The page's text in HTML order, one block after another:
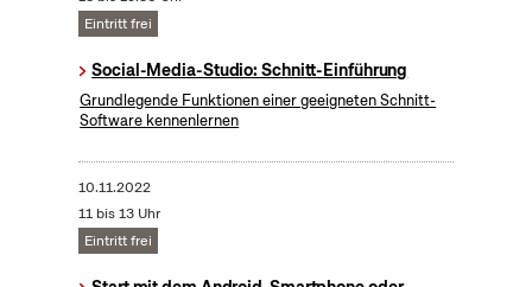
Eintritt frei
Social-Media-Studio: Schnitt-Einführung
Grundlegende Funktionen einer geeigneten Schnitt-
Software kennenlernen
10.11.2022
11 bis 13 Uhr
Eintritt frei